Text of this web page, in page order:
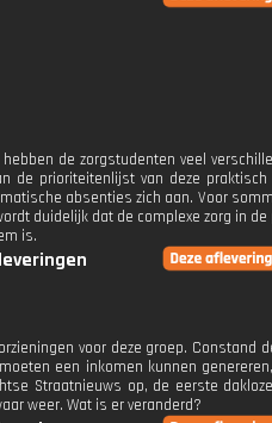
de zorgstudenten veel
de prioriteitenlijst van deze praktisch
absenties zich aan. Voor
duidelijk dat de complexe zorg in
is.
voor deze groep. Constand
een inkomen kunnen
Straatnieuws op, de eerste
weer. Wat is er veranderd?